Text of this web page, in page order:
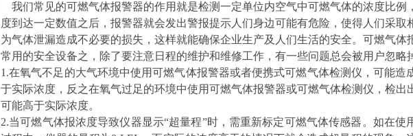
我们常见的可燃气体报警器的作用就是检测一定单位内空气中可燃气体的浓度比例
度到达一定数值之后，报警器就会发出警报提示人们身边可能有危险，使得人们采取
为气体泄漏造成不必要的损失，这样就能确保企业生产及人们生活的安全。可燃气体
常用的安全设备之，除了要注意日程的维护和维修工作，有一些问题总会被用户忽略
1.在氧气不足的大气环境中使用可燃气体报警器或者便携式可燃气体检测仪，可能造
于实际浓度，反之在氧气过足的环境中使用可燃气体报警器或可燃气体检测仪，检出
可能高于实际浓度。
2.当可燃气体报浓度导致仪器显示“超量程”时，需重新标定可燃气体传感器。如在使